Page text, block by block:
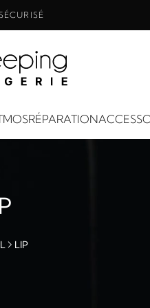
RÉPARATION
LIP